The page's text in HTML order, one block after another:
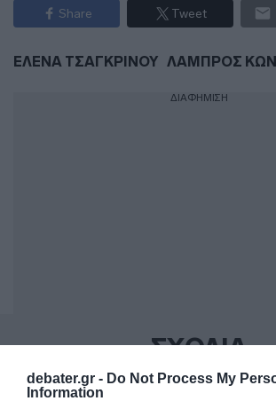
debater.gr - Do Not Process My
Information
Share Tweet
ΕΛΕΝΑ ΤΣΑΓΚΡΙΝΟΥ ΛΑΜΠΡΟΣ
ΔΙΑΦΗΜΙΣΗ
ΣΧΟΛΙΑ